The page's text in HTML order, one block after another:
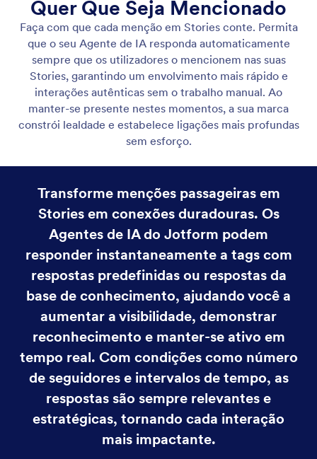
Responder a Menções
Responda automaticamente às respostas de Stories
do Instagram com seu Agente de IA. Personalize os
gatilhos, escolha os tipos de Stories e envie
respostas privadas que aumentam o engajamento —
sem precisar programar.